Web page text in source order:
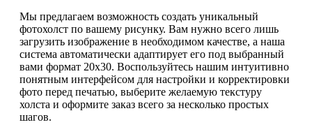
Мы предлагаем возможность создать уникальный
фотохолст по вашему рисунку. Вам нужно всего лишь
загрузить изображение в необходимом качестве, а наша
система автоматически адаптирует его под выбранный
вами формат 20х30. Воспользуйтесь нашим интуитивно
понятным интерфейсом для настройки и корректировки
фото перед печатью, выберите желаемую текстуру
холста и оформите заказ всего за несколько простых
шагов.